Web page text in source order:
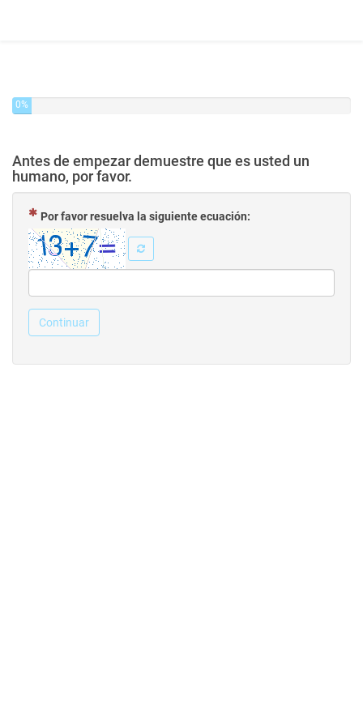
0%
Antes de empezar demuestre que es usted un
humano, por favor.
Por favor resuelva la siguiente ecuación:( Obligatoria )
Continuar